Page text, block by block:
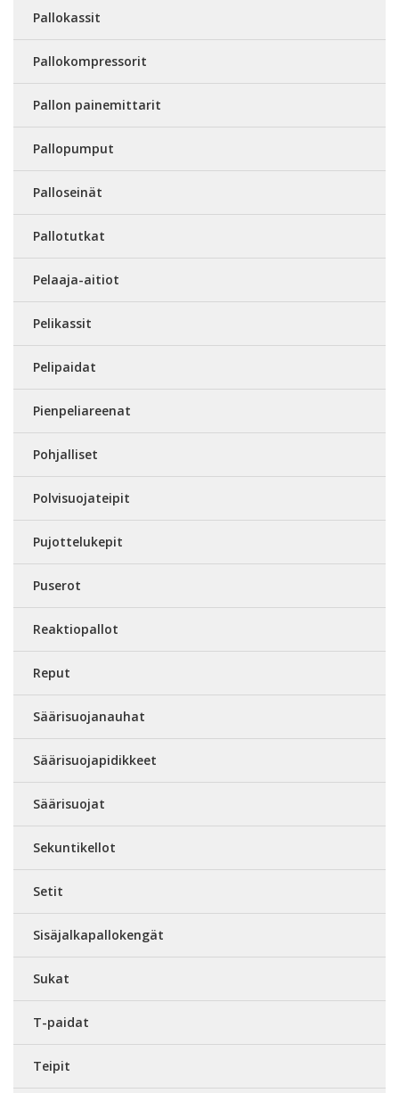
Pallokassit
Pallokompressorit
Pallon painemittarit
Pallopumput
Palloseinät
Pallotutkat
Pelaaja-aitiot
Pelikassit
Pelipaidat
Pienpeliareenat
Pohjalliset
Polvisuojateipit
Pujottelukepit
Puserot
Reaktiopallot
Reput
Säärisuojanauhat
Säärisuojapidikkeet
Säärisuojat
Sekuntikellot
Setit
Sisäjalkapallokengät
Sukat
T-paidat
Teipit